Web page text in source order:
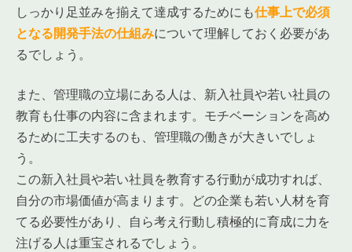
しっかり足並みを揃えて達成するためにも仕事上で必須
となる開発手法の仕組みについて理解しておく必要があ
るでしょう。
また、管理職の立場にある人は、新入社員や若い社員の
教育も仕事の内容に含まれます。モチベーションを高め
るために工夫するのも、管理職の働きが大きいでしょ
う。
この新入社員や若い社員を教育する行動が成功すれば、
自分の市場価値が高まります。どの企業も若い人材を育
てる必要性があり、自ら考え行動し積極的に育成に力を
注げる人は重宝されるでしょう。